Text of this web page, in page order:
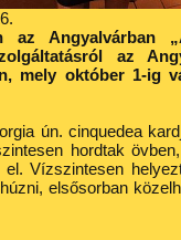
az
az
mely október 1-ig
ún. cinquedea
hordtak
el. Vízszintesen
elsősorban